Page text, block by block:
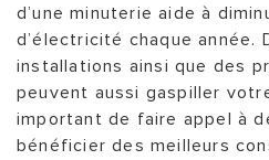
d’une minuterie aide à
d’électricité chaque année.
installations ainsi que des
peuvent aussi gaspiller
important de faire appel à
bénéficier des meilleurs